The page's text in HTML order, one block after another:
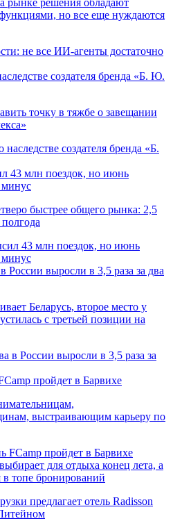
рынке решения обладают
но все еще нуждаются
создателя бренда «Б. Ю.
точку в тяжбе о завещании
43 млн поездок, но июнь
минус
быстрее общего рынка: 2,5
выросли в 3,5 раза за два
Беларусь, второе место у
с третьей позиции на
пройдет в Барвихе
выстраивающим карьеру по
для отдыха конец лета, а
в топе бронирований
предлагает отель Radisson